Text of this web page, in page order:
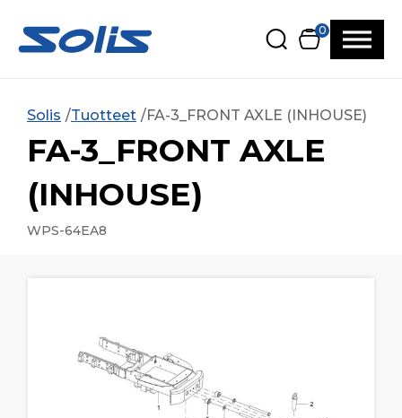
0
Solis Tuotteet FA-3_FRONT AXLE (INHOUSE)
FA-3_FRONT AXLE
(INHOUSE)
WPS-64EA8